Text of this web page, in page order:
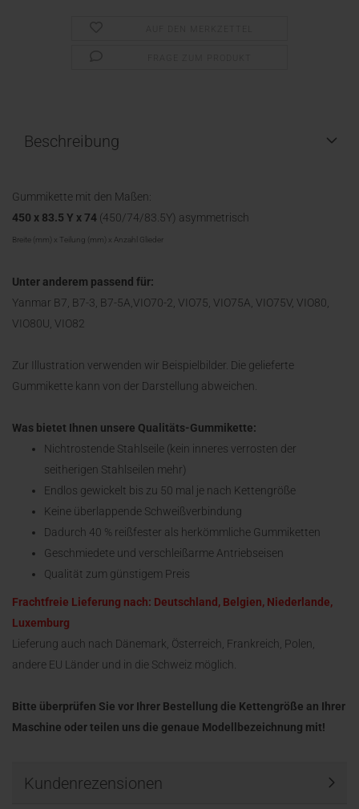
Beschreibung
Gummikette mit den Maßen:
450 x 83.5 Y x 74 (450/74/83.5Y) asymmetrisch
Breite (mm) x Teilung (mm) x Anzahl Glieder
Unter anderem passend für:
Yanmar B7, B7-3, B7-5A,VIO70-2, VIO75, VIO75A, VIO75V, VIO80,
VIO80U, VIO82
Zur Illustration verwenden wir Beispielbilder. Die gelieferte
Gummikette kann von der Darstellung abweichen.
Was bietet Ihnen unsere Qualitäts-Gummikette:
Nichtrostende Stahlseile (kein inneres verrosten der
seitherigen Stahlseilen mehr)
Endlos gewickelt bis zu 50 mal je nach Kettengröße
Keine überlappende Schweißverbindung
Dadurch 40 % reißfester als herkömmliche Gummiketten
Geschmiedete und verschleißarme Antriebseisen
Qualität zum günstigem Preis
Frachtfreie Lieferung nach: Deutschland, Belgien, Niederlande,
Luxemburg
Lieferung auch nach Dänemark, Österreich, Frankreich, Polen,
andere EU Länder und in die Schweiz möglich.
Bitte überprüfen Sie vor Ihrer Bestellung die Kettengröße an Ihrer
Maschine oder teilen uns die genaue Modellbezeichnung mit!
Kundenrezensionen